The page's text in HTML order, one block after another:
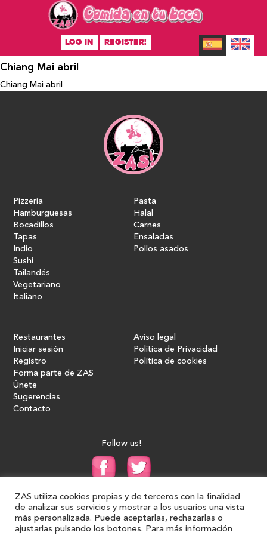
LOG IN REGISTER!
Chiang Mai abril
Chiang Mai abril
Pizzería
Hamburguesas
Bocadillos
Tapas
Indio
Sushi
Tailandés
Vegetariano
Italiano
Pasta
Halal
Carnes
Ensaladas
Pollos asados
Restaurantes
Iniciar sesión
Registro
Forma parte de ZAS
Únete
Sugerencias
Contacto
Aviso legal
Política de Privacidad
Política de cookies
Follow us!
ZAS utiliza cookies propias y de terceros con la finalidad
de analizar sus servicios y mostrar a los usuarios una vista
más personalizada. Puede aceptarlas, rechazarlas o
ajustarlas pulsando los botones. Para más información